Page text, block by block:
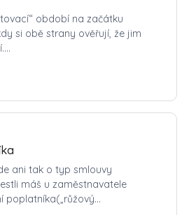
období na začátku
si obě strany ověřují, že jim
ani tak o typ smlouvy
máš u zaměstnavatele
poplatníka(„růžový...